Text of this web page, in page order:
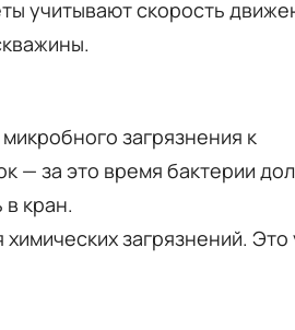
учитывают скорость
загрязнения к
— за это время бактерии
кран.
загрязнений.